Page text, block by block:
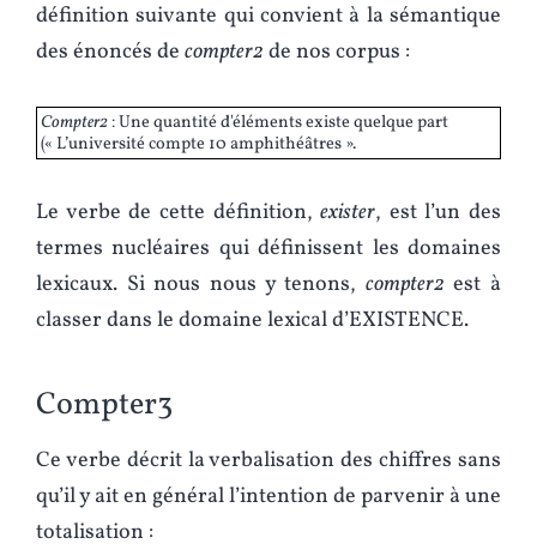
définition suivante qui convient à la sémantique
des énoncés de compter2 de nos corpus :
Compter2 : Une quantité d'éléments existe quelque part
(« L’université compte 10 amphithéâtres ».
Le verbe de cette définition,exister, est l’un des
termes nucléaires qui définissent les domaines
lexicaux. Si nous nous y tenons, compter2 est à
classer dans le domaine lexical d’EXISTENCE.
Compter3
Ce verbe décrit la verbalisation des chiffres sans
qu’il y ait en général l’intention de parvenir à une
totalisation :